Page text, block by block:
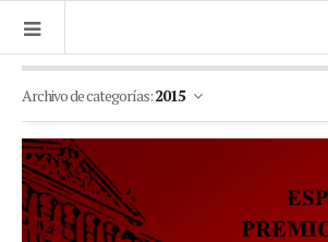
Archivo de categorías:2015